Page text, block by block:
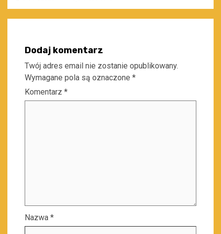
Dodaj komentarz
Twój adres email nie zostanie opublikowany.
Wymagane pola są oznaczone *
Komentarz *
Nazwa *